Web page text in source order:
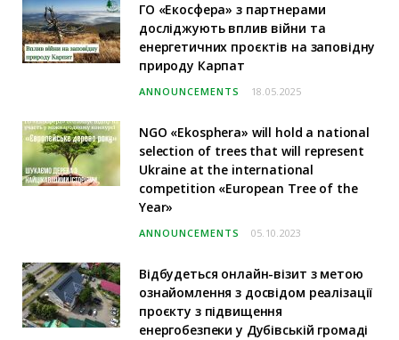
ГО «Екосфера» з партнерами
досліджують вплив війни та
енергетичних проєктів на заповідну
природу Карпат
ANNOUNCEMENTS 18.05.2025
NGO «Ekosphera» will hold a national
selection of trees that will represent
Ukraine at the international
competition «European Tree of the
Year»
ANNOUNCEMENTS 05.10.2023
Відбудеться онлайн-візит з метою
ознайомлення з досвідом реалізації
проєкту з підвищення
енергобезпеки у Дубівській громаді